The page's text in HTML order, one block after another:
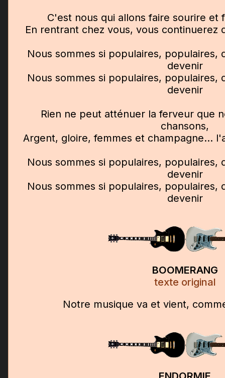
C'est nous qui allons faire sourire et
En rentrant chez vous, vous continuerez
Nous sommes si populaires, populaires,
devenir
Nous sommes si populaires, populaires,
devenir
Rien ne peut atténuer la ferveur que
chansons,
Argent, gloire, femmes et champagne...
Nous sommes si populaires, populaires,
devenir
Nous sommes si populaires, populaires,
devenir
BOOMERANG
texte original
Notre musique va et vient,